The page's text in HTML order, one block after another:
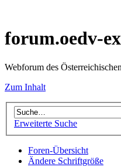
forum.oedv-
Webforum des
Zum Inhalt
Erweiterte Suche
Foren-Übersicht
Ändere Schriftgröße